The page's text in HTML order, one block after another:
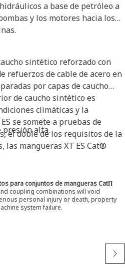
a base de petróleo a
y los motores hacia los
sintético reforzado con
refuerzos de cable de acero en
por capas de caucho
de caucho sintético es
climáticas y la
se somete a pruebas de
el doble de los requisitos de la
las mangueras XT ES Cat®
a la mitad del radio de
se doblan mejor en espacios
de longitud de
Gracias a estas
se puede realizar más
útil y el nivel de
presión alta.
para conjuntos de mangueras CatΠ
coupling combinations will void
personal injury or death, property
system failure.